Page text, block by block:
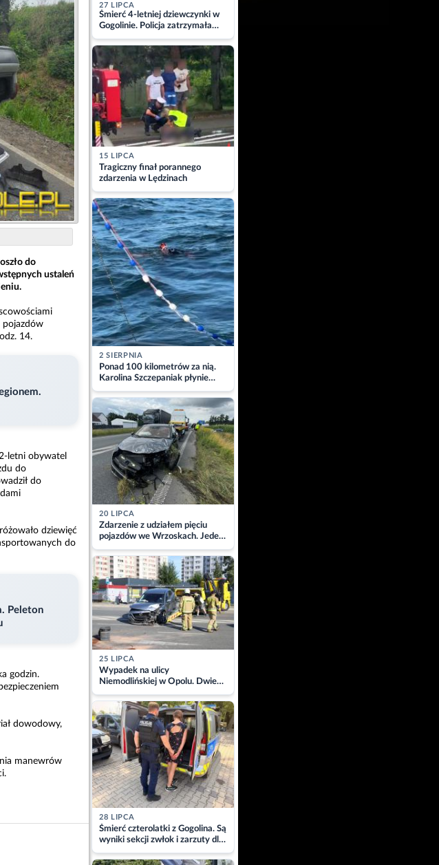
do
ustaleń
pojazdów
14.
letni obywatel
do
do
dziewięć
do
Peleton
godzin.
dowodowy,
manewrów
27 LIPCA
Śmierć 4-letniej dziewczynki w
Gogolinie. Policja zatrzymała
matkę
15 LIPCA
Tragiczny finał porannego
zdarzenia w Lędzinach
2 SIERPNIA
Ponad 100 kilometrów za nią.
Karolina Szczepaniak płynie
przez Bałtyk dla Piotra.
Aktualizacja
20 LIPCA
Zdarzenie z udziałem pięciu
pojazdów we Wrzoskach. Jeden
z kierowców zabrany w
kajdankach
25 LIPCA
Wypadek na ulicy
Niemodlińskiej w Opolu. Dwie
osoby w szpitalu
28 LIPCA
Śmierć czterolatki z Gogolina. Są
wyniki sekcji zwłok i zarzuty dla
matki